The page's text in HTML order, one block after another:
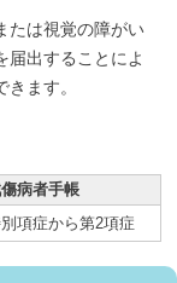
たは視覚の障がい
届出することによ
ます。
病者手帳
項症から第2項症